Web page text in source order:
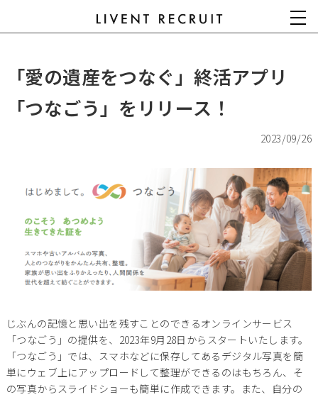
「愛の遺産をつなぐ」終活アプリ
「つなごう」をリリース！
2023/09/26
じぶんの記憶と思い出を残すことのできるオンラインサービス
「つなごう」の提供を、2023年9月28日からスタートいたします。
「つなごう」では、スマホなどに保存してあるデジタル写真を簡
単にウェブ上にアップロードして整理ができるのはもちろん、そ
の写真からスライドショーも簡単に作成できます。また、自分の